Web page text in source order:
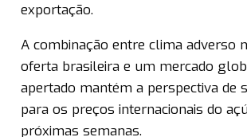
exportação.
A combinação entre clima adverso
oferta brasileira e um mercado
apertado mantém a perspectiva de
para os preços internacionais do
próximas semanas.